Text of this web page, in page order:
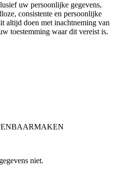
uw persoonlijke gegevens,
consistente en persoonlijke
altijd doen met inachtneming van
toestemming waar dit vereist is.
niet.